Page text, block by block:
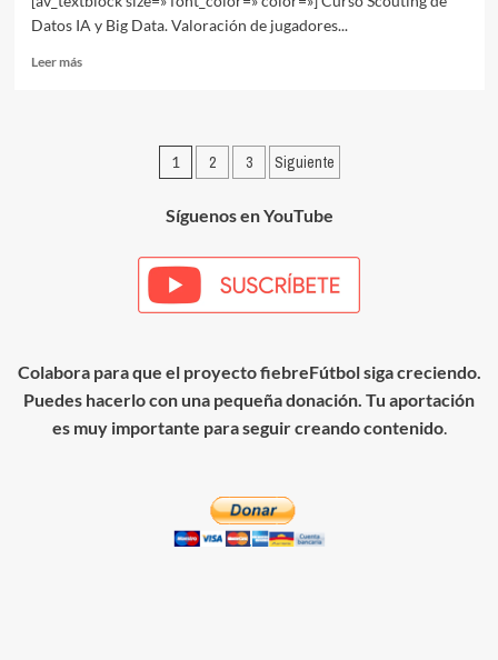
Datos IA y Big Data. Valoración de jugadores...
Leer másLeer
Paginación
de
entradas
1 2 3 Siguiente
Síguenos en YouTube
Colabora para que el proyecto fiebreFútbol siga creciendo.
Puedes hacerlo con una pequeña donación. Tu aportación
es muy importante para seguir creando contenido.